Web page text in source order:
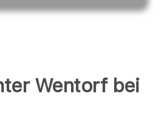
Wentorf bei